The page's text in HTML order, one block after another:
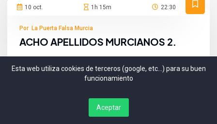
10 oct. 1h 15m 22:30
Por La Puerta Falsa Murcia
ACHO APELLIDOS MURCIANOS 2.
LA PUERTA FALSA MURCIA, Calle San
Martín de Porres, Murcia, España
Esta web utiliza cookies de terceros (google, etc...) para su buen
funcionamiento
Aceptar